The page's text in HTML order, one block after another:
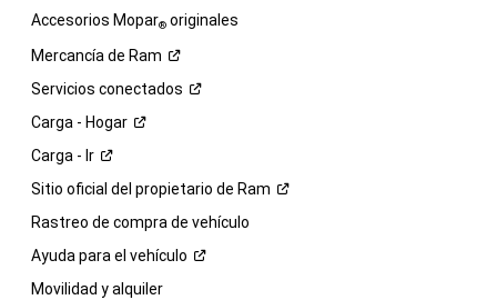
Accesorios Mopar®originales
Mercancía de Ram
Servicios conectados
Carga - Hogar
Carga - Ir
Sitio oficial del propietario de Ram
Rastreo de compra de vehículo
Ayuda para el vehículo
Movilidad y alquiler